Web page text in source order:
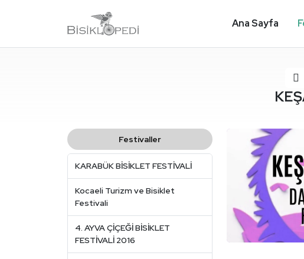
Ana Sayfa
Festivaller
KARABÜK BİSİKLET FESTİVALİ
Kocaeli Turizm ve Bisiklet
Festivali
4. AYVA ÇİÇEĞİ BİSİKLET
FESTİVALİ 2016